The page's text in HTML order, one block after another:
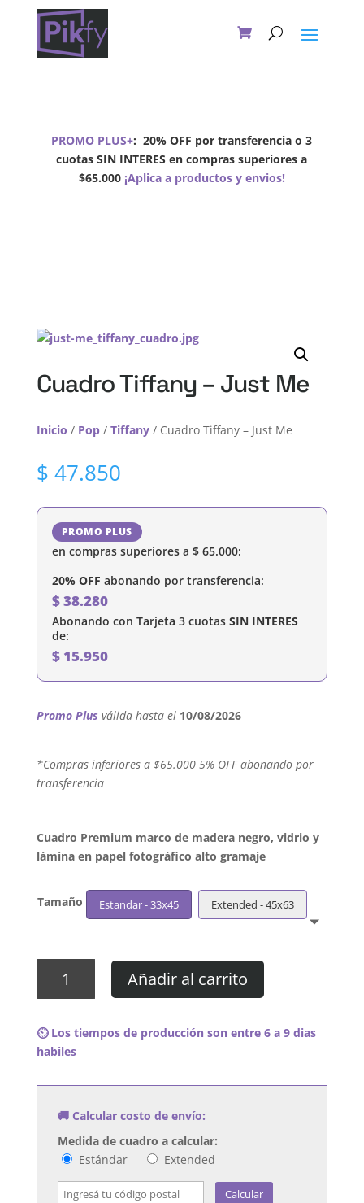
PROMO PLUS+:20% OFF por transferencia o 3
cuotas SIN INTERES en compras superiores a
$65.000¡Aplica a productos y envios!
Cuadro Tiffany – Just Me
Inicio / Pop/ Tiffany/ Cuadro Tiffany – Just Me
$ 47.850
PROMO PLUS
en compras superiores a $65.000:
20% OFF abonando por transferencia:
$38.280
Abonando con Tarjeta 3 cuotas SIN INTERES
de:
$15.950
Promo Plus válida hasta el 10/08/2026
´*Compras inferiores a $65.000 5% OFF abonando por
transferencia
Cuadro Premium marco de madera negro, vidrio y
lámina en papel fotográfico alto gramaje
Tamaño Estandar - 33x45 Extended - 45x63
Tiffany
Just
Me
cantidad
Añadir al carrito
⏲️ Los tiempos de producción son entre 6 a 9 dias
habiles
🚚 Calcular costo de envío:
Medida de cuadro a calcular:
Estándar
Extended
Calcular